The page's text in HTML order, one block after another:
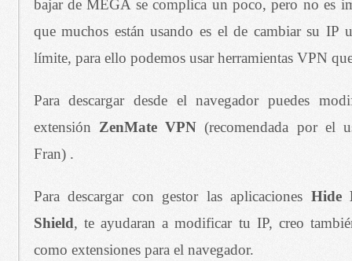
bajar de MEGA se complica un poco, pero no es
que muchos están usando es el de cambiar su IP
límite, para ello podemos usar herramientas VPN
Para descargar desde el navegador puedes
extensión ZenMate VPN (recomendada por el
Fran) .
Para descargar con gestor las aplicaciones Hide
Shield, te ayudaran a modificar tu IP, creo
como extensiones para el navegador.